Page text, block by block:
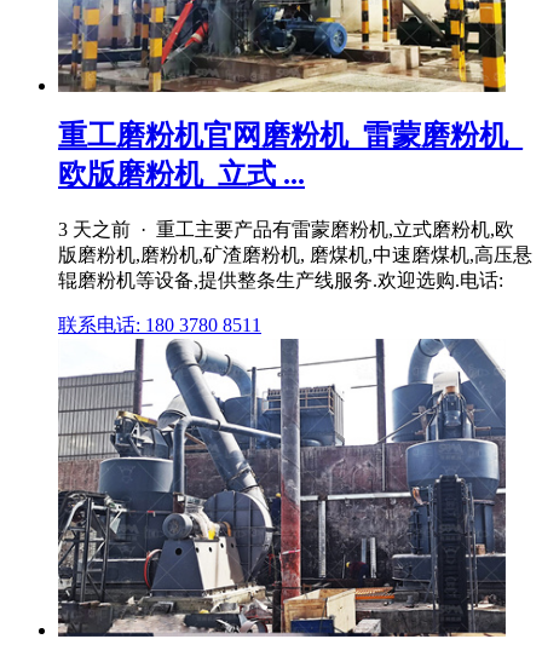
重工磨粉机官网磨粉机_雷蒙磨粉机_
欧版磨粉机_立式 ...
3 天之前 · 重工主要产品有雷蒙磨粉机,立式磨粉机,欧
版磨粉机,磨粉机,矿渣磨粉机, 磨煤机,中速磨煤机,高压悬
辊磨粉机等设备,提供整条生产线服务.欢迎选购.电话:
联系电话: 180 3780 8511